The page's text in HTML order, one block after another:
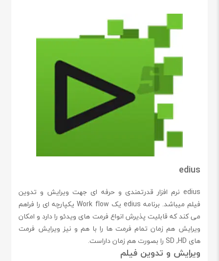
edius
edius نرم افزار قدرتمندی و حرفه ای جهت ویرایش و تدوین
فیلم میباشد. برنامه edius یک Work flow یکپارچه ای را فراهم
می کند که قابلیت پذیرش انواع فرمت های ویدئو را دارد و امکان
ويرايش هم زمان تمام فرمت ها را با هم و نيز ويرايش فرمت
های SD ,HD را بصورت هم زمان داراست.
ویرایش و تدوین فیلم